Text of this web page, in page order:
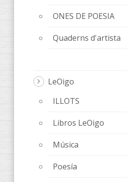
ONES DE POESIA
Quaderns d'artista
LeOigo
ILLOTS
Libros LeOigo
Música
Poesía